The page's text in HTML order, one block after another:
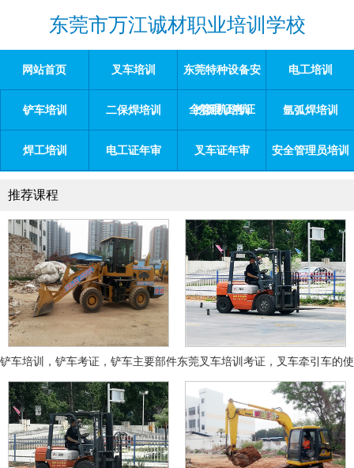
东莞市万江诚材职业培训学校
网站首页 叉车培训 东莞特种设备安
全管理证考证
电工培训
铲车培训 二保焊培训 挖掘机培训 氩弧焊培训
焊工培训 电工证年审 叉车证年审 安全管理员培训
推荐课程
铲车培训，铲车考证，铲车主要部件东莞叉车培训考证，叉车牵引车的使
用和操作